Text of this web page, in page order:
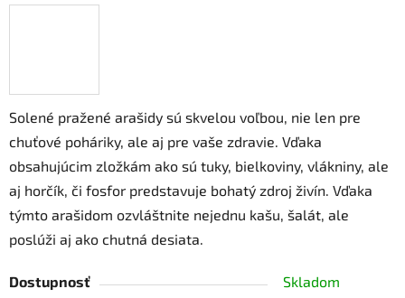
Solené pražené arašidy sú skvelou voľbou, nie len pre
chuťové poháriky, ale aj pre vaše zdravie. Vďaka
obsahujúcim zložkám ako sú tuky, bielkoviny, vlákniny, ale
aj horčík, či fosfor predstavuje bohatý zdroj živín. Vďaka
týmto arašidom ozvláštnite nejednu kašu, šalát, ale
poslúži aj ako chutná desiata.
Dostupnosť
Skladom